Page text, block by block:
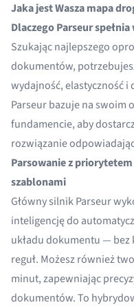
Jaka jest Wasza mapa
Dlaczego Parseur
Szukając najlepszego
dokumentów,
wydajność, elastyczność
Parseur bazuje na swoim
fundamencie, aby
rozwiązanie
Parsowanie z
szablonami
Główny silnik Parseur
inteligencję do
układu dokumentu —
reguł. Możesz również
minut, zapewniając
dokumentów. To